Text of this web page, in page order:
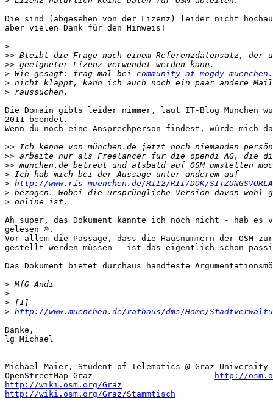
Die sind (abgesehen von der Lizenz) leider nicht
aber vielen Dank für den Hinweis!
>
>>
>>
> Wie gesagt: frag mal bei community at mogdy-
>
>
Die Domain gibts leider nimmer, laut IT-Blog München
2011 beendet.
Wenn du noch eine Ansprechperson findest, würde mich
>>
>>
>>
>
> http://www.ris-muenchen.de/RII2/RII/DOK/
>
>
Ah super, das Dokument kannte ich noch nicht - hab es
gelesen ☺.
Vor allem die Passage, dass die Hausnummern der OSM
gestellt werden müssen - ist das eigentlich schon
Das Dokument bietet durchaus handfeste
>
>
>
> http://www.muenchen.de/rathaus/dms/Home/
Danke,
lg Michael
--
Michael Maier, Student of Telematics @ Graz University
OpenStreetMap Graz
http://
http://wiki.osm.org/Graz
http://wiki.osm.org/Graz/Stammtisch